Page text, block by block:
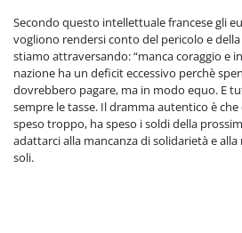
Secondo questo intellettuale francese gli
vogliono rendersi conto del pericolo e
stiamo attraversando: “manca coraggio e
nazione ha un deficit eccessivo perchè
dovrebbero pagare, ma in modo equo. E
sempre le tasse. Il dramma autentico è
speso troppo, ha speso i soldi della
adattarci alla mancanza di solidarietà e alla
soli.